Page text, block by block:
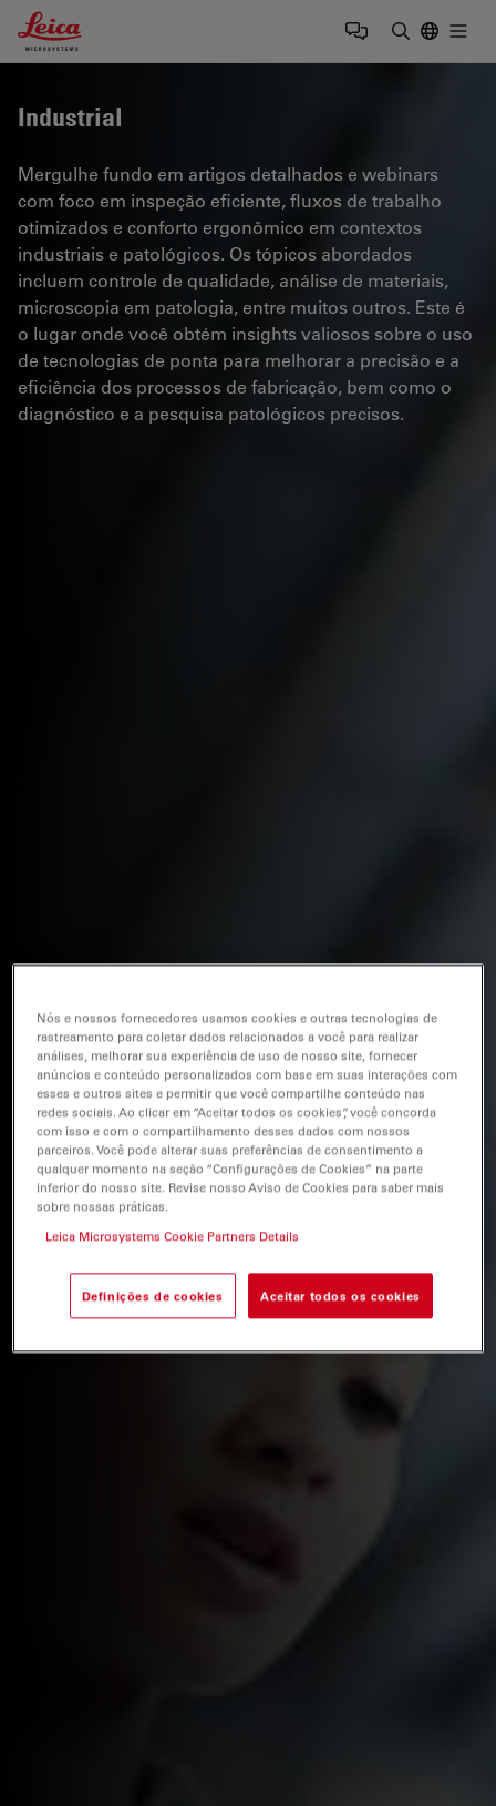
Leica Microsystems Logo
Industrial
Mergulhe fundo em artigos detalhados e webinars
com foco em inspeção eficiente, fluxos de trabalho
otimizados e conforto ergonômico em contextos
industriais e patológicos. Os tópicos abordados
incluem controle de qualidade, análise de materiais,
microscopia em patologia, entre muitos outros. Este é
o lugar onde você obtém insights valiosos sobre o uso
de tecnologias de ponta para melhorar a precisão e a
eficiência dos processos de fabricação, bem como o
diagnóstico e a pesquisa patológicos precisos.
Nós e nossos fornecedores usamos cookies e outras tecnologias de
rastreamento para coletar dados relacionados a você para realizar
análises, melhorar sua experiência de uso de nosso site, fornecer
anúncios e conteúdo personalizados com base em suas interações com
esses e outros sites e permitir que você compartilhe conteúdo nas
redes sociais. Ao clicar em “Aceitar todos os cookies”, você concorda
com isso e com o compartilhamento desses dados com nossos
parceiros. Você pode alterar suas preferências de consentimento a
qualquer momento na seção “Configurações de Cookies” na parte
inferior do nosso site. Revise nosso Aviso de Cookies para saber mais
sobre nossas práticas.
Leica Microsystems Cookie Partners Details
Definições de cookies Aceitar todos os cookies